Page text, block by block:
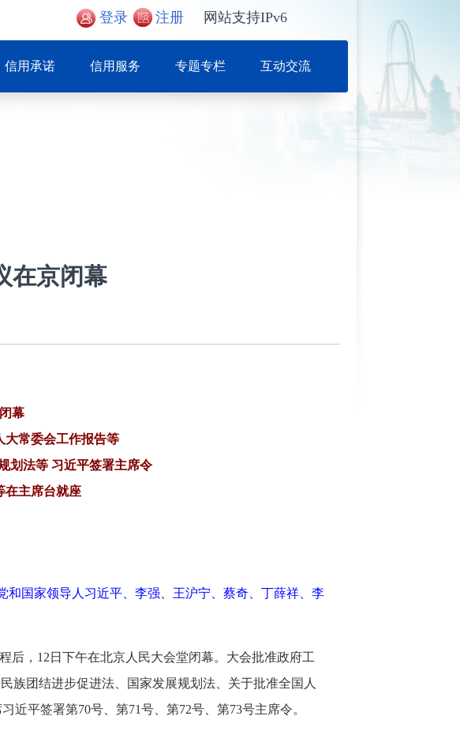
登录 注册 网站支持IPv6
信用承诺 信用服务 专题专栏 互动交流
在京闭幕
幕
大常委会工作报告等
划法等 习近平签署主席令
在主席台就座
国家领导人习近平、李强、王沪宁、蔡奇、丁薛祥、李
后，12日下午在北京人民大会堂闭幕。大会批准政府工
族团结进步促进法、国家发展规划法、关于批准全国人
平签署第70号、第71号、第72号、第73号主席令。